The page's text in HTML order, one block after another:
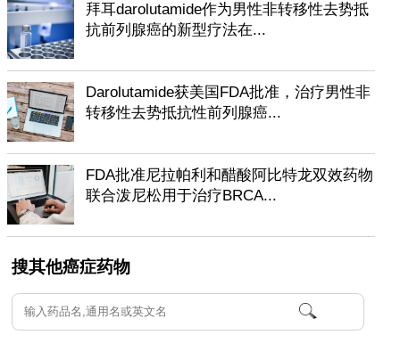
拜耳darolutamide作为男性非转移性去势抵
抗前列腺癌的新型疗法在...
Darolutamide获美国FDA批准，治疗男性非
转移性去势抵抗性前列腺癌...
FDA批准尼拉帕利和醋酸阿比特龙双效药物
联合泼尼松用于治疗BRCA...
搜其他癌症药物